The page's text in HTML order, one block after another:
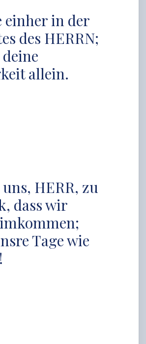
einher in der
des HERRN;
allein.
HERR, zu
dass wir
Tage wie